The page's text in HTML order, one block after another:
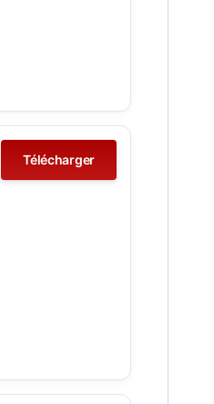
Télécharger